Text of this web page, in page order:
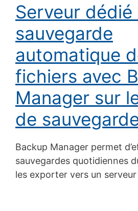
Serveur dédié
sauvegarde
automatique
fichiers avec
Manager sur
de
Backup Manager permet
sauvegardes quotidiennes
les exporter vers un serveur